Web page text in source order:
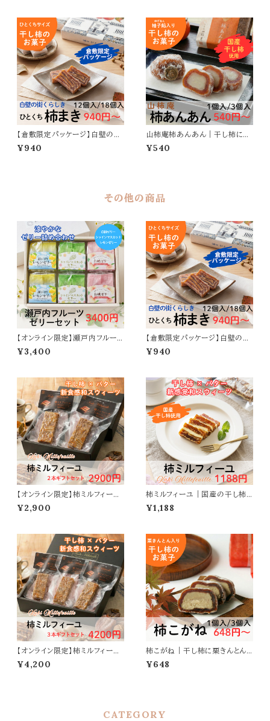
【倉敷限定パッケージ】白壁の街
くらしき ひとくち柿まき｜ひとくち
サイズの干し柿菓子
¥940
山柿庵柿あんあん｜干し柿に柚
子餡を詰めた和菓子
¥540
その他の商品
【オンライン限定】瀬戸内フルーツ
ゼリーセット｜シャインマスカット
ゼリー・白桃ゼリー・レモンゼリー
¥3,400
【倉敷限定パッケージ】白壁の街
くらしき ひとくち柿まき｜ひとくち
サイズの干し柿菓子
¥940
【オンライン限定】柿ミルフィーユ
２本ギフトセット｜干し柿とバター
の和スウィーツ
¥2,900
柿ミルフィーユ｜国産の干し柿
にバターを挟んだ新食感スウィー
ツ
¥1,188
【オンライン限定】柿ミルフィーユ
3本ギフトセット｜干し柿とバター
の和スウィーツ
¥4,200
柿こがね｜干し柿に栗きんとん
を詰めた和菓子
¥648
CATEGORY